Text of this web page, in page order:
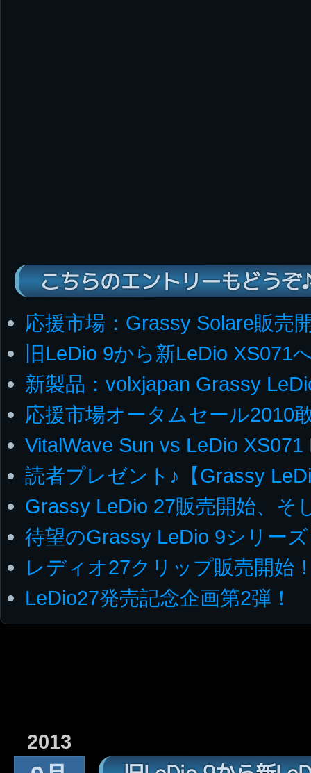
こちらのエントリーもどうぞ
応援市場：Grassy Solare販売
旧LeDio 9から新LeDio XS071
新製品：volxjapan Grassy
応援市場オータムセール2010
VitalWave Sun vs LeDio XS071
読者プレゼント♪【Grassy
Grassy LeDio 27販売開始、そ
待望のGrassy LeDio 9シリーズ
レディオ27クリップ販売開始
LeDio27発売記念企画第2弾！
2013